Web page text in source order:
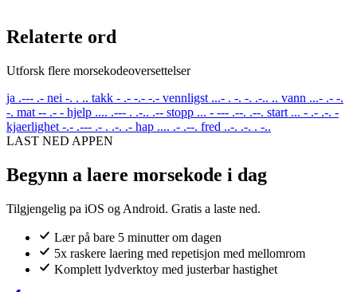
Relaterte ord
Utforsk flere morsekodeoversettelser
ja .--- .- nei -. . .. takk - .- -.- -.- vennligst ...- . -. -. .-.. .. vann ...- .- -.
-. mat -- .- - hjelp .... .--- . .-.. .-- stopp ... - --- .--. .--. start ... - .- .-. -
kjaerlighet -.- .--- .- . .-. .- hap .... .- .--. fred ..-. .-. . -..
LAST NED APPEN
Begynn a laere morsekode i dag
Tilgjengelig pa iOS og Android. Gratis a laste ned.
Lær på bare 5 minutter om dagen
5x raskere laering med repetisjon med mellomrom
Komplett lydverktoy med justerbar hastighet